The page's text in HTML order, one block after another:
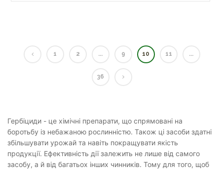
1 2 ... 9 10 11 ...
36
Гербіциди - це хімічні препарати, що спрямовані на
боротьбу із небажаною рослинністю. Також ці засоби здатні
збільшувати урожай та навіть покращувати якість
продукції. Ефективність дії залежить не лише від самого
засобу, а й від багатьох інших чинників. Тому для того, щоб